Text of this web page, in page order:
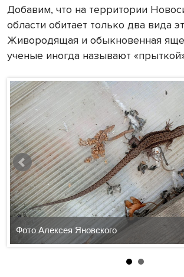
Добавим, что на территории
области обитает только два вида
Живородящая и обыкновенная
ученые иногда называют
Фото Алексея Яновского